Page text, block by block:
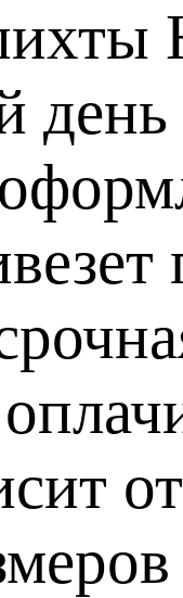
день